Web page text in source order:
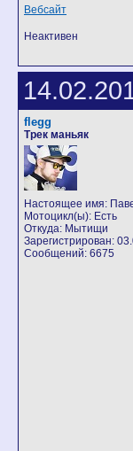
Вебсайт
Неактивен
flegg
Трек маньяк
Настоящее имя:
Мотоцикл(ы): Есть
Откуда: Мытищи
Зарегистрирован:
Сообщений: 6675